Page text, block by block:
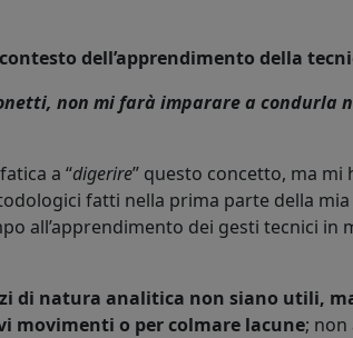
dell’apprendimento della
non mi farà imparare a condurla
a “digerire” questo concetto, ma mi
fatti nella prima parte della
all’apprendimento dei gesti tecnici in
di natura analitica non siano utili,
movimenti o per colmare lacune; non